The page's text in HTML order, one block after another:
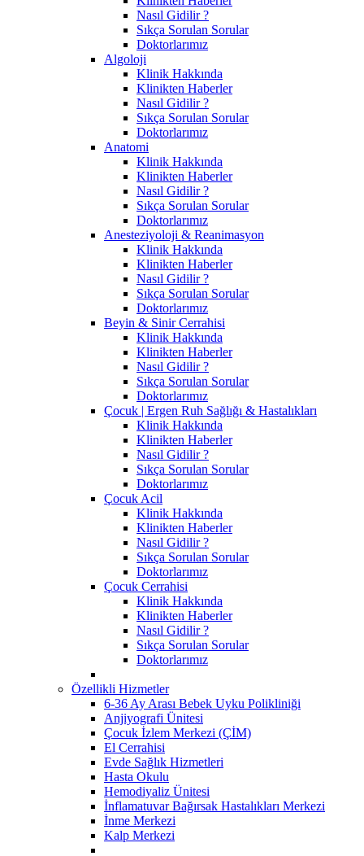
Nasıl Gidilir ?
Sıkça Sorulan Sorular
Doktorlarımız
Algoloji
Klinik Hakkında
Klinikten Haberler
Nasıl Gidilir ?
Sıkça Sorulan Sorular
Doktorlarımız
Anatomi
Klinik Hakkında
Klinikten Haberler
Nasıl Gidilir ?
Sıkça Sorulan Sorular
Doktorlarımız
Anesteziyoloji & Reanimasyon
Klinik Hakkında
Klinikten Haberler
Nasıl Gidilir ?
Sıkça Sorulan Sorular
Doktorlarımız
Beyin & Sinir Cerrahisi
Klinik Hakkında
Klinikten Haberler
Nasıl Gidilir ?
Sıkça Sorulan Sorular
Doktorlarımız
Çocuk | Ergen Ruh Sağlığı & Hastalıkları
Klinik Hakkında
Klinikten Haberler
Nasıl Gidilir ?
Sıkça Sorulan Sorular
Doktorlarımız
Çocuk Acil
Klinik Hakkında
Klinikten Haberler
Nasıl Gidilir ?
Sıkça Sorulan Sorular
Doktorlarımız
Çocuk Cerrahisi
Klinik Hakkında
Klinikten Haberler
Nasıl Gidilir ?
Sıkça Sorulan Sorular
Doktorlarımız
Özellikli Hizmetler
6-36 Ay Arası Bebek Uyku Polikliniği
Anjiyografi Ünitesi
Çocuk İzlem Merkezi (ÇİM)
El Cerrahisi
Evde Sağlık Hizmetleri
Hasta Okulu
Hemodiyaliz Ünitesi
İnflamatuvar Bağırsak Hastalıkları Merkezi
İnme Merkezi
Kalp Merkezi